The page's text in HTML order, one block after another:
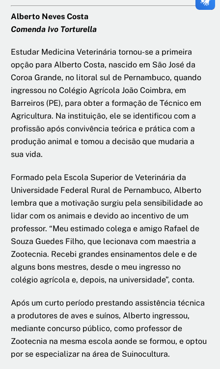
Alberto Neves Costa
Comenda Ivo Torturella
Estudar Medicina Veterinária tornou-se a primeira
opção para Alberto Costa, nascido em São José da
Coroa Grande, no litoral sul de Pernambuco, quando
ingressou no Colégio Agrícola João Coimbra, em
Barreiros (PE), para obter a formação de Técnico em
Agricultura. Na instituição, ele se identificou com a
profissão após convivência teórica e prática com a
produção animal e tomou a decisão que mudaria a
sua vida.
Formado pela Escola Superior de Veterinária da
Universidade Federal Rural de Pernambuco, Alberto
lembra que a motivação surgiu pela sensibilidade ao
lidar com os animais e devido ao incentivo de um
professor. “Meu estimado colega e amigo Rafael de
Souza Guedes Filho, que lecionava com maestria a
Zootecnia. Recebi grandes ensinamentos dele e de
alguns bons mestres, desde o meu ingresso no
colégio agrícola e, depois, na universidade”, conta.
Após um curto período prestando assistência técnica
a produtores de aves e suínos, Alberto ingressou,
mediante concurso público, como professor de
Zootecnia na mesma escola aonde se formou, e optou
por se especializar na área de Suinocultura.